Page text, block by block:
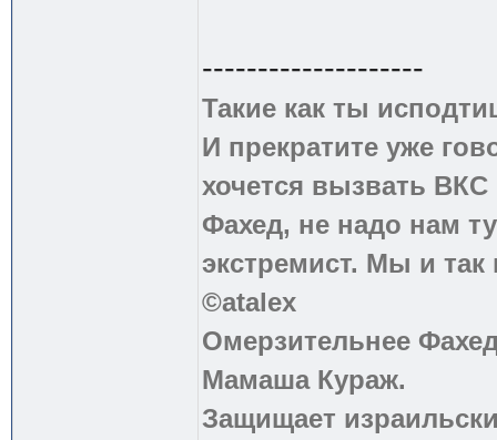
--------------------
Такие как ты
И прекратите уже
хочется вызвать
Фахед, не надо нам
экстремист. Мы и
©atalex
Омерзительнее
Мамаша Кураж.
Защищает